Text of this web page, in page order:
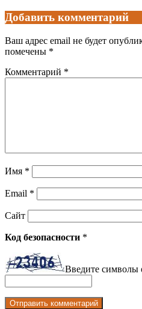
Добавить комментарий
Ваш адрес email не будет
помечены *
Комментарий *
Имя *
Email *
Сайт
Код безопасности *
Введите символы